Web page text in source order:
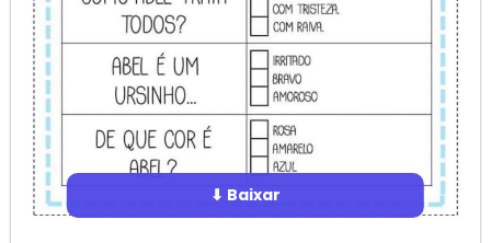
⬇ Baixar